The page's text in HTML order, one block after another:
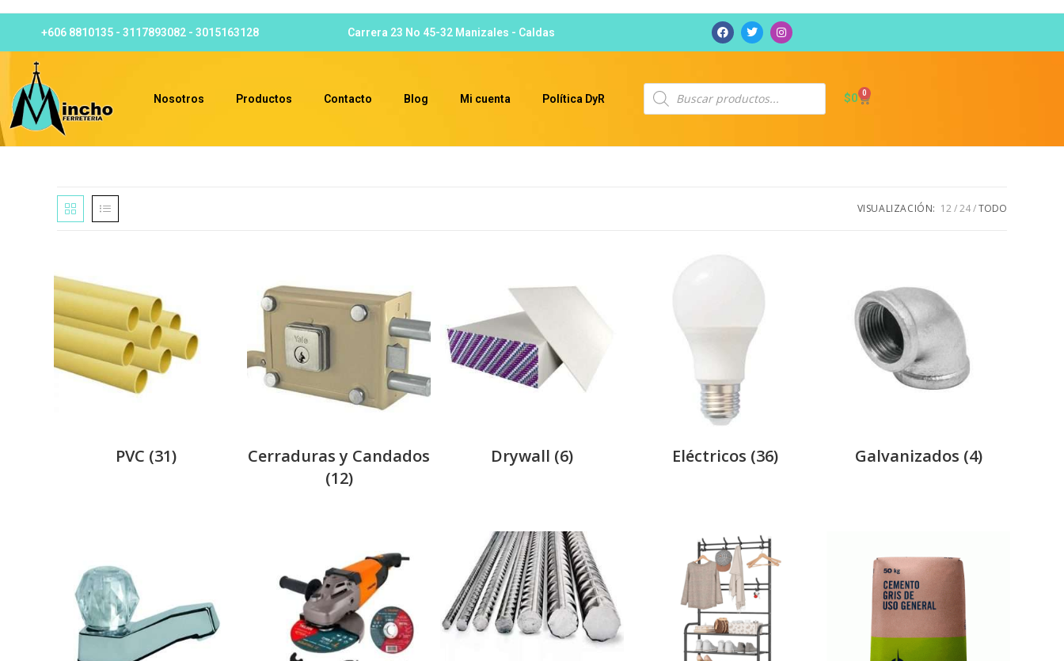
+606 8810135 - 3117893082 - 3015163128 Carrera 23 No 45-32 Manizales - Caldas
Nosotros Productos Contacto Blog Mi cuenta Política DyR $0 0
VISUALIZACIÓN: 12 24 TODO
PVC (31)
Cerraduras y Candados
(12)
Drywall (6) Eléctricos (36) Galvanizados (4)